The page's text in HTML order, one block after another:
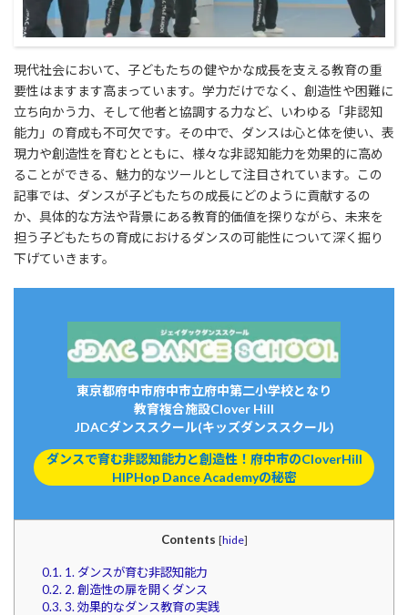
現代社会において、子どもたちの健やかな成長を支える教育の重
要性はますます高まっています。学力だけでなく、創造性や困難に
立ち向かう力、そして他者と協調する力など、いわゆる「非認知
能力」の育成も不可欠です。その中で、ダンスは心と体を使い、表
現力や創造性を育むとともに、様々な非認知能力を効果的に高め
ることができる、魅力的なツールとして注目されています。この
記事では、ダンスが子どもたちの成長にどのように貢献するの
か、具体的な方法や背景にある教育的価値を探りながら、未来を
担う子どもたちの育成におけるダンスの可能性について深く掘り
下げていきます。
東京都府中市府中市立府中第二小学校となり
教育複合施設Clover Hill
JDACダンススクール(キッズダンススクール)
ダンスで育む非認知能力と創造性！府中市のCloverHill
HIPHop Dance Academyの秘密
Contents [hide]
0.1. 1. ダンスが育む非認知能力
0.2. 2. 創造性の扉を開くダンス
0.3. 3. 効果的なダンス教育の実践